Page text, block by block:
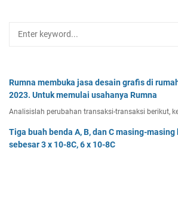
Rumna membuka jasa desain grafis di
2023. Untuk memulai usahanya Rumna
Analisislah perubahan transaksi-transaksi berikut,
Tiga buah benda A, B, dan C masing-
sebesar 3 x 10-8C, 6 x 10-8C